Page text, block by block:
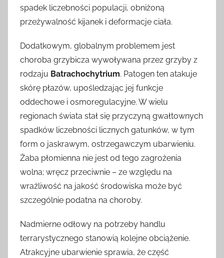
spadek liczebności populacji, obniżoną
przeżywalność kijanek i deformacje ciała.
Dodatkowym, globalnym problemem jest
choroba grzybicza wywoływana przez grzyby z
rodzaju Batrachochytrium. Patogen ten atakuje
skórę płazów, upośledzając jej funkcje
oddechowe i osmoregulacyjne. W wielu
regionach świata stał się przyczyną gwałtownych
spadków liczebności licznych gatunków, w tym
form o jaskrawym, ostrzegawczym ubarwieniu.
Żaba płomienna nie jest od tego zagrożenia
wolna; wręcz przeciwnie – ze względu na
wrażliwość na jakość środowiska może być
szczególnie podatna na choroby.
Nadmierne odłowy na potrzeby handlu
terrarystycznego stanowią kolejne obciążenie.
Atrakcyjne ubarwienie sprawia, że część